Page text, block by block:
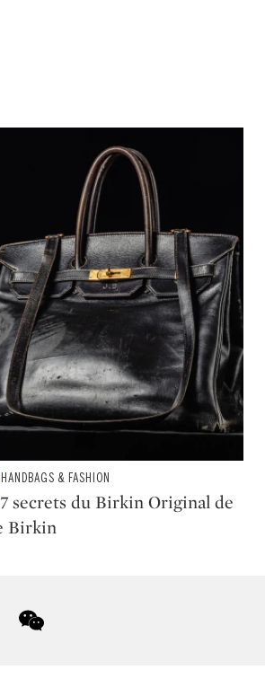
featured
HANDBAGS & FASHION
secrets du Birkin Original de
Birkin
wechat